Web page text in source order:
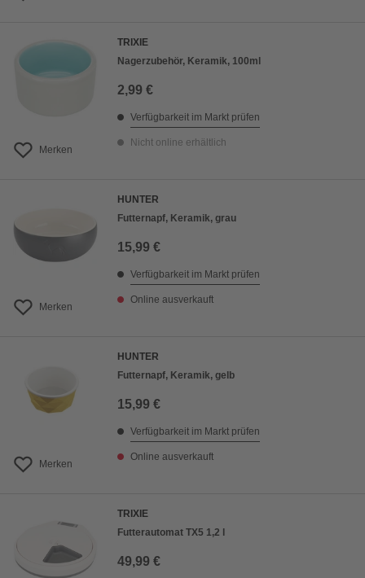
Merken
TRIXIE
Nagerzubehör, Keramik, 100ml
2,99 €
Verfügbarkeit im Markt prüfen
Nicht online erhältlich
Merken
HUNTER
Futternapf, Keramik, grau
15,99 €
Verfügbarkeit im Markt prüfen
Online ausverkauft
Merken
HUNTER
Futternapf, Keramik, gelb
15,99 €
Verfügbarkeit im Markt prüfen
Online ausverkauft
TRIXIE
Futterautomat TX5 1,2 l
49,99 €